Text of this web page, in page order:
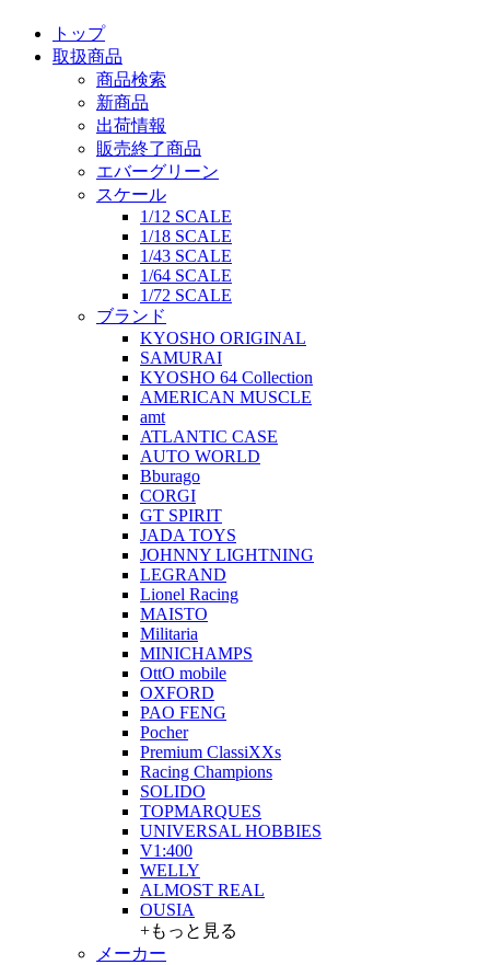
トップ
取扱商品
商品検索
新商品
出荷情報
販売終了商品
エバーグリーン
スケール
1/12 SCALE
1/18 SCALE
1/43 SCALE
1/64 SCALE
1/72 SCALE
ブランド
KYOSHO ORIGINAL
SAMURAI
KYOSHO 64 Collection
AMERICAN MUSCLE
amt
ATLANTIC CASE
AUTO WORLD
Bburago
CORGI
GT SPIRIT
JADA TOYS
JOHNNY LIGHTNING
LEGRAND
Lionel Racing
MAISTO
Militaria
MINICHAMPS
OttO mobile
OXFORD
PAO FENG
Pocher
Premium ClassiXXs
Racing Champions
SOLIDO
TOPMARQUES
UNIVERSAL HOBBIES
V1:400
WELLY
ALMOST REAL
OUSIA
+もっと見る
メーカー